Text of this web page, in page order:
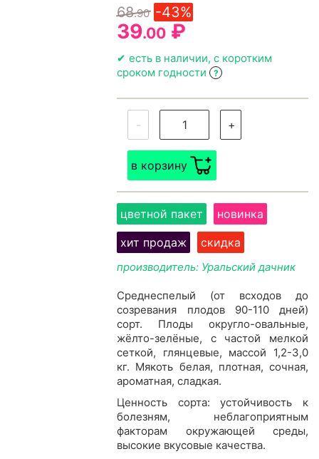
68.90 -43%
39.00 ₽
✔ есть в наличии, с коротким
сроком годности ?
- +
в корзину
цветной пакет
новинка
хит продаж
скидка
производитель: Уральский дачник
Среднеспелый (от всходов до
созревания плодов 90-110 дней)
сорт. Плоды округло-овальные,
жёлто-зелёные, с частой мелкой
сеткой, глянцевые, массой 1,2-3,0
кг. Мякоть белая, плотная, сочная,
ароматная, сладкая.
Ценность сорта: устойчивость к
болезням, неблагоприятным
факторам окружающей среды,
высокие вкусовые качества.